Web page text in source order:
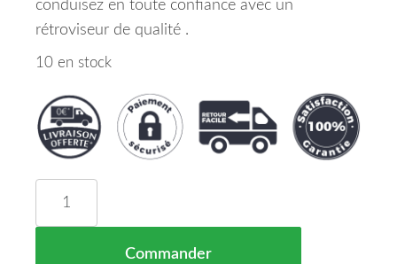
conduisez en toute confiance avec un
rétroviseur de qualité .
10 en stock
Commander